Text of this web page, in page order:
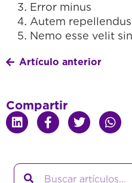
Error minus
Autem repellendus
Nemo esse velit
Artículo anterior
Compartir
Search